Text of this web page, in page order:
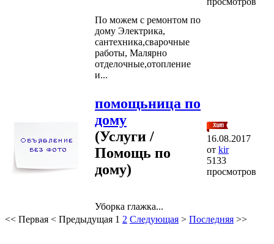
По можем с ремонтом по
дому Электрика,
сантехника,сварочные
работы, Малярно
отделочные,отопление
и...
помощьница по
дому
(Услуги /
Помощь по
дому)
Уборка глажка...
16.08.2017
от kir
5133
просмотров
<< Первая < Предыдущая 1 2 Следующая > Последняя >>